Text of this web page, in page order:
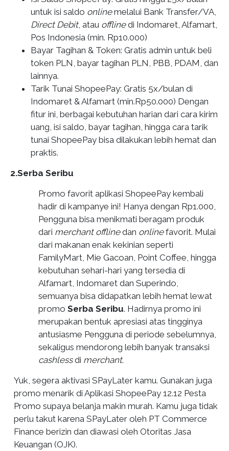
untuk isi saldo onlinemelalui Bank Transfer/VA,
Direct Debit, atau offlinedi Indomaret, Alfamart,
Pos Indonesia (min. Rp10.000)
Bayar Tagihan & Token: Gratis admin untuk beli
token PLN, bayar tagihan PLN, PBB, PDAM, dan
lainnya.
Tarik Tunai ShopeePay: Gratis 5x/bulan di
Indomaret & Alfamart (min.Rp50.000) Dengan
fitur ini, berbagai kebutuhan harian dari cara kirim
uang isi saldo , bayar tagihan, hingga cara tarik
tunai ShopeePay bisa dilakukan lebih hemat dan
praktis.
2.Serba Seribu
Promo favorit aplikasi ShopeePay kembali
hadir di kampanye ini! Hanya dengan Rp1.000,
Pengguna bisa menikmati beragam produk
dari merchant offlinedan onlinefavorit. Mulai
dari makanan enak kekinian seperti
FamilyMart, Mie Gacoan, Point Coffee, hingga
kebutuhan sehari-hari yang tersedia di
Alfamart, Indomaret dan Superindo,
semuanya bisa didapatkan lebih hemat lewat
promo Serba Seribu. Hadirnya promo ini
merupakan bentuk apresiasi atas tingginya
antusiasme Pengguna di periode sebelumnya,
sekaligus mendorong lebih banyak transaksi
cashlessdi merchant.
Yuk, segera aktivasi SPayLater kamu. Gunakan juga
promo menarik di Aplikasi ShopeePay 12.12 Pesta
Promo supaya belanja makin murah. Kamu juga tidak
perlu takut karena SPayLater oleh PT Commerce
Finance berizin dan diawasi oleh Otoritas Jasa
Keuangan (OJK).